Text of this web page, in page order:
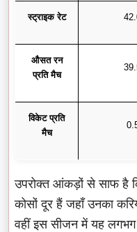
स्ट्राइक रेट
औसत रन
प्रति मैच
विकेट प्रति
मैच
उपरोक्त आंकड़ों से साफ है
कोसों दूर हैं जहाँ उनका
वहीं इस सीजन में यह